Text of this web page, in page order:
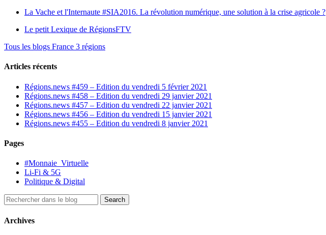
La Vache et l'Internaute #SIA2016. La révolution numérique, une solution à la crise agricole ?
Le petit Lexique de RégionsFTV
Tous les blogs France 3 régions
Articles récents
Régions.news #459 – Edition du vendredi 5 février 2021
Régions.news #458 – Edition du vendredi 29 janvier 2021
Régions.news #457 – Edition du vendredi 22 janvier 2021
Régions.news #456 – Edition du vendredi 15 janvier 2021
Régions.news #455 – Edition du vendredi 8 janvier 2021
Pages
#Monnaie_Virtuelle
Li-Fi & 5G
Politique & Digital
Archives